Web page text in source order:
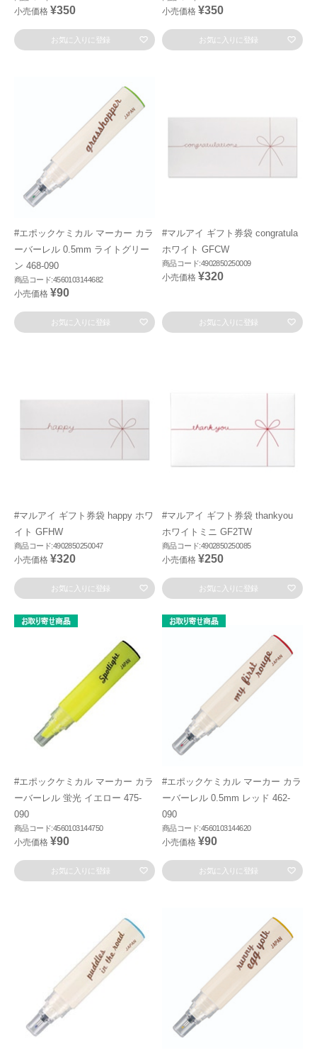
小売価格 ¥350
お気に入りに登録
小売価格 ¥350
お気に入りに登録
#エポックケミカル マーカー カラ
ーバーレル 0.5mm ライトグリー
ン 468-090
商品コード:4560103144682
小売価格 ¥90
お気に入りに登録
#マルアイ ギフト券袋 congratula
ホワイト GFCW
商品コード:4902850250009
小売価格 ¥320
お気に入りに登録
#マルアイ ギフト券袋 happy ホワ
イト GFHW
商品コード:4902850250047
小売価格 ¥320
お気に入りに登録
#マルアイ ギフト券袋 thankyou
ホワイトミニ GF2TW
商品コード:4902850250085
小売価格 ¥250
お気に入りに登録
#エポックケミカル マーカー カラ
ーバーレル 蛍光 イエロー 475-
090
商品コード:4560103144750
小売価格 ¥90
お気に入りに登録
#エポックケミカル マーカー カラ
ーバーレル 0.5mm レッド 462-
090
商品コード:4560103144620
小売価格 ¥90
お気に入りに登録